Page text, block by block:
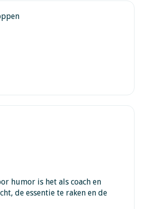
humor is het als coach en
de essentie te raken en de